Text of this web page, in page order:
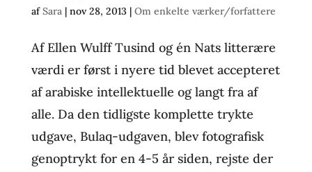
afSara| nov 28, 2013| Om enkelte værker/forfattere
Af Ellen Wulff Tusind og én Nats litterære
værdi er først i nyere tid blevet accepteret
af arabiske intellektuelle og langt fra af
alle. Da den tidligste komplette trykte
udgave, Bulaq-udgaven, blev fotografisk
genoptrykt for en 4-5 år siden, rejste der